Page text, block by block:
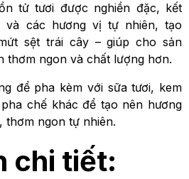
tử tươi được nghiền đặc, kết
và các hương vị tự nhiên, tạo
sệt trái cây – giúp cho sản
thơm ngon và chất lượng hơn.
để pha kèm với sữa tươi, kem
chế khác để tạo nên hương
thơm ngon tự nhiên.
chi tiết: